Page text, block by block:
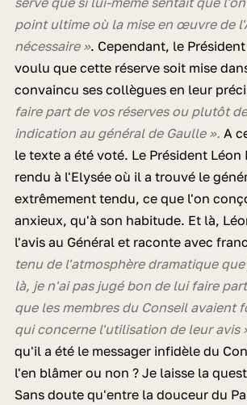
point ultime où la mise en œuvre de
nécessaire ». Cependant, le
voulu que cette réserve soit mise
convaincu ses collègues en leur
faire part de vos réserves ou plutôt
indication au général de Gaulle ». A
le texte a été voté. Le Président Léon
rendu à l'Elysée où il a trouvé le
extrêmement tendu, ce que l'on
anxieux, qu'à son habitude. Et là,
l'avis au Général et raconte avec
tenu de l'atmosphère dramatique
là, je n'ai pas jugé bon de lui faire
que les membres du Conseil avaient
qui concerne l'utilisation de leur avis
qu'il a été le messager infidèle du
l'en blâmer ou non ? Je laisse la
Sans doute qu'entre la douceur du